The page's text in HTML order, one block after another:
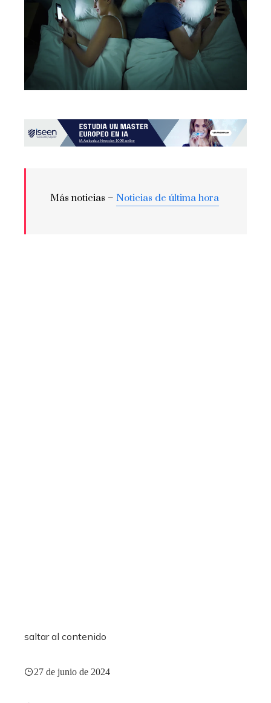
Más noticias – Noticias de última hora
saltar al contenido
27 de junio de 2024